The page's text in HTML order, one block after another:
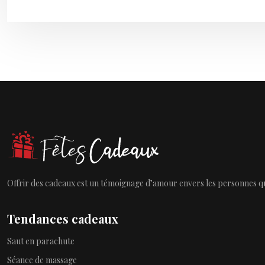
Offrir des cadeaux est un témoignage d’amour envers les personnes
Tendances cadeaux
Saut en parachute
Séance de massage